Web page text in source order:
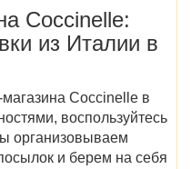
Coccinelle:
из Италии в
Coccinelle в
воспользуйтесь
организовываем
и берем на себя